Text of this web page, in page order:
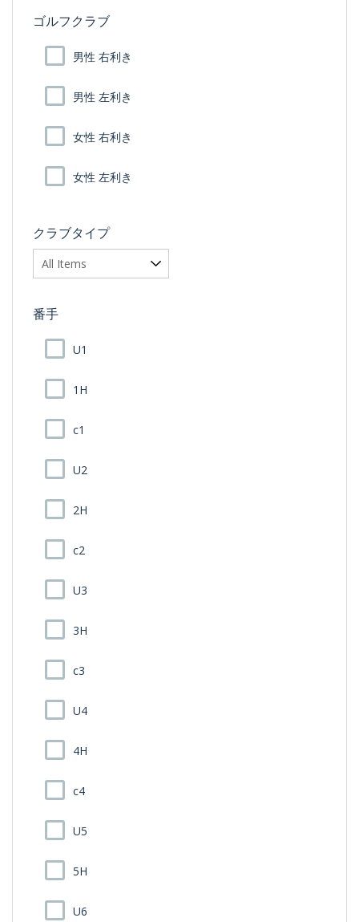
ゴルフクラブ
男性 右利き
男性 左利き
女性 右利き
女性 左利き
クラブタイプ
番手
U1
1H
c1
U2
2H
c2
U3
3H
c3
U4
4H
c4
U5
5H
U6